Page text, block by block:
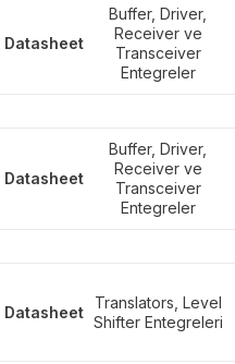
Datasheet
Buffer, Driver,
Receiver ve
Transceiver
Entegreler
Datasheet
Buffer, Driver,
Receiver ve
Transceiver
Entegreler
Datasheet
Translators, Level
Shifter Entegreleri